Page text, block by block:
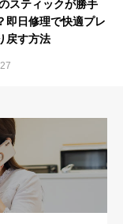
スティックが勝手
即日修理で快適プレ
戻す方法